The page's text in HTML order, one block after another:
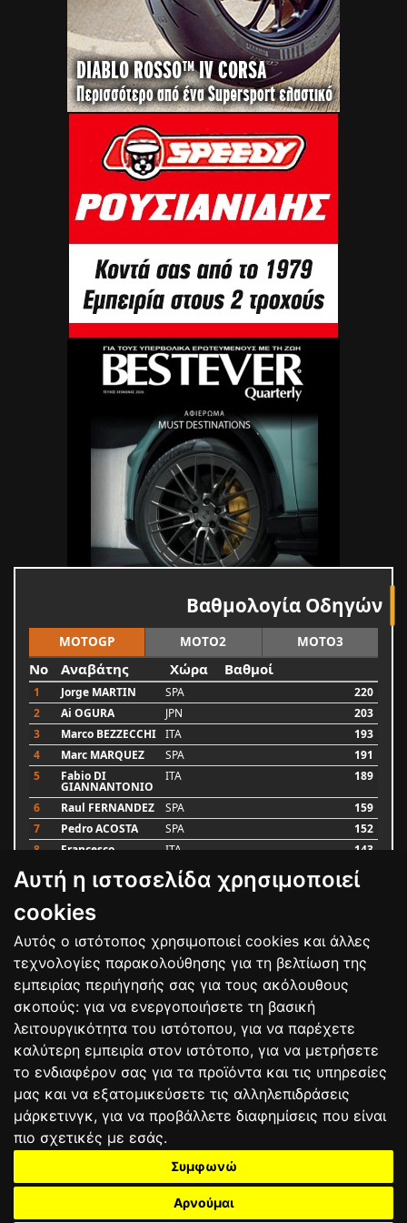
Αυτή η ιστοσελίδα χρησιμοποιεί
cookies
Αυτός ο ιστότοπος χρησιμοποιεί cookies και άλλες
τεχνολογίες παρακολούθησης για τη βελτίωση της
εμπειρίας περιήγησής σας για τους ακόλουθους
σκοπούς: για να ενεργοποιήσετε τη βασική
λειτουργικότητα του ιστότοπου, για να παρέχετε
καλύτερη εμπειρία στον ιστότοπο, για να μετρήσετε
το ενδιαφέρον σας για τα προϊόντα και τις υπηρεσίες
μας και να εξατομικεύσετε τις αλληλεπιδράσεις
μάρκετινγκ, για να προβάλλετε διαφημίσεις που είναι
πιο σχετικές με εσάς.
Συμφωνώ
Αρνούμαι
Βαθμολογία Οδηγών
MOTOGP MOTO2 MOTO3
No Αναβάτης Χώρα Βαθμοί
1 Jorge MARTIN SPA
220
2
Ai OGURA JPN
203
3
Marco BEZZECCHI ITA
193
4
Marc MARQUEZ SPA
191
5
Fabio DI
GIANNANTONIO
ITA 189
6 Raul FERNANDEZ SPA
159
7
Pedro ACOSTA SPA
152
8
Francesco ITA 143
9 Alex MARQUEZ SPA
Luca MARINI
Bαθμολογία
ΟΡΟΙ ΧΡΗΣΗΣΠΟΛΙΤΙΚΗ ΠΡΟΣΤΑΣΙΑΣ
ΑΓΩΝΕΣΑΠΟΤΕΛΕΣΜΑΤΑΑΓΟΡΑ